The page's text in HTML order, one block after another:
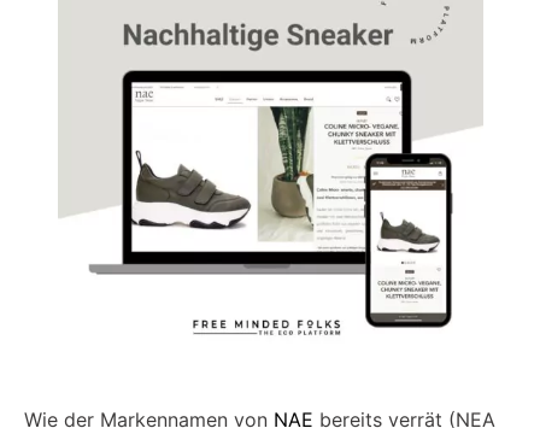
Wie der Markennamen von NAE bereits verrät (NEA